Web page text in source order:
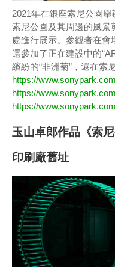
2021年在銀座索尼公園
索尼公園及其周邊的風景
處進行展示。參觀者在會
還參加了正在建設中的
繽紛的“非洲菊”，還在索
https://
https://
https://
玉山卓郎作品《索
印刷廠舊址